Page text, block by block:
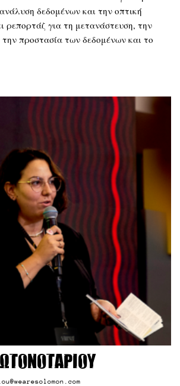
δεδομένων και την οπτική
ρεπορτάζ για τη μετανάστευση, την
την προστασία των δεδομένων και το